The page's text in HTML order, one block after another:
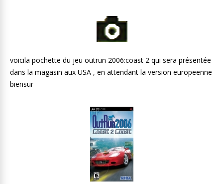
voicila pochette du jeu outrun 2006:coast 2 qui sera présentée
dans la magasin aux USA , en attendant la version europeenne
biensur